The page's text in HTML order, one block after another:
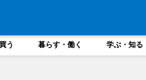
買う 暮らす・働く 学ぶ・知る